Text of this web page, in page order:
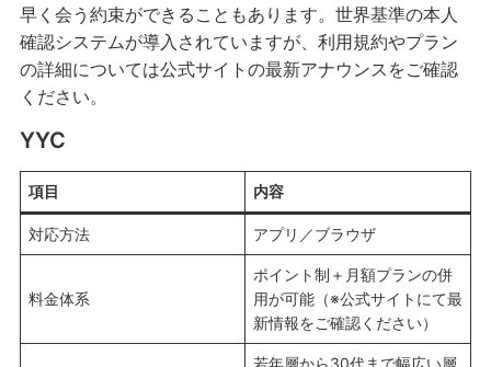
早く会う約束ができることもあります。世界基準の本人
確認システムが導入されていますが、利用規約やプラン
の詳細については公式サイトの最新アナウンスをご確認
ください。
YYC
項目 内容
対応方法 アプリ／ブラウザ
料金体系
ポイント制＋月額プランの併
用が可能（※公式サイトにて最
新情報をご確認ください）